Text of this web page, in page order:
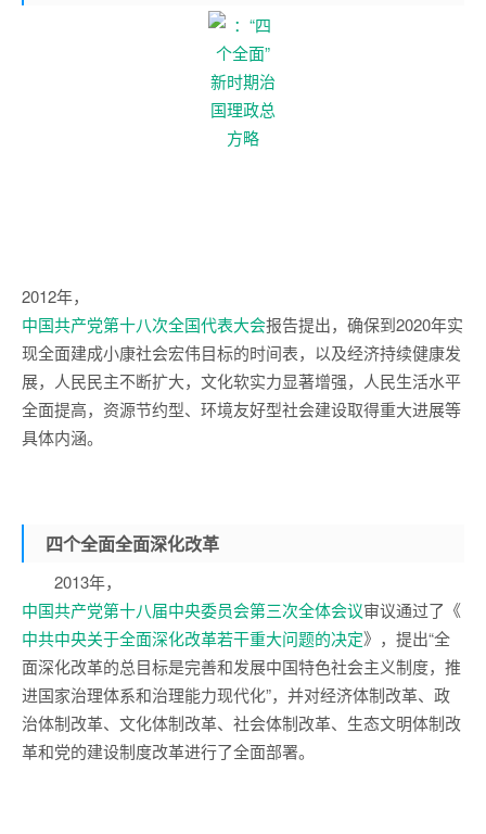
2012年，
中国共产党第十八次全国代表大会报告提出，确保到2020年实
现全面建成小康社会宏伟目标的时间表，以及经济持续健康发
展，人民民主不断扩大，文化软实力显著增强，人民生活水平
全面提高，资源节约型、环境友好型社会建设取得重大进展等
具体内涵。
四个全面全面深化改革
2013年，
中国共产党第十八届中央委员会第三次全体会议审议通过了《
中共中央关于全面深化改革若干重大问题的决定》，提出“全
面深化改革的总目标是完善和发展中国特色社会主义制度，推
进国家治理体系和治理能力现代化”，并对经济体制改革、政
治体制改革、文化体制改革、社会体制改革、生态文明体制改
革和党的建设制度改革进行了全面部署。